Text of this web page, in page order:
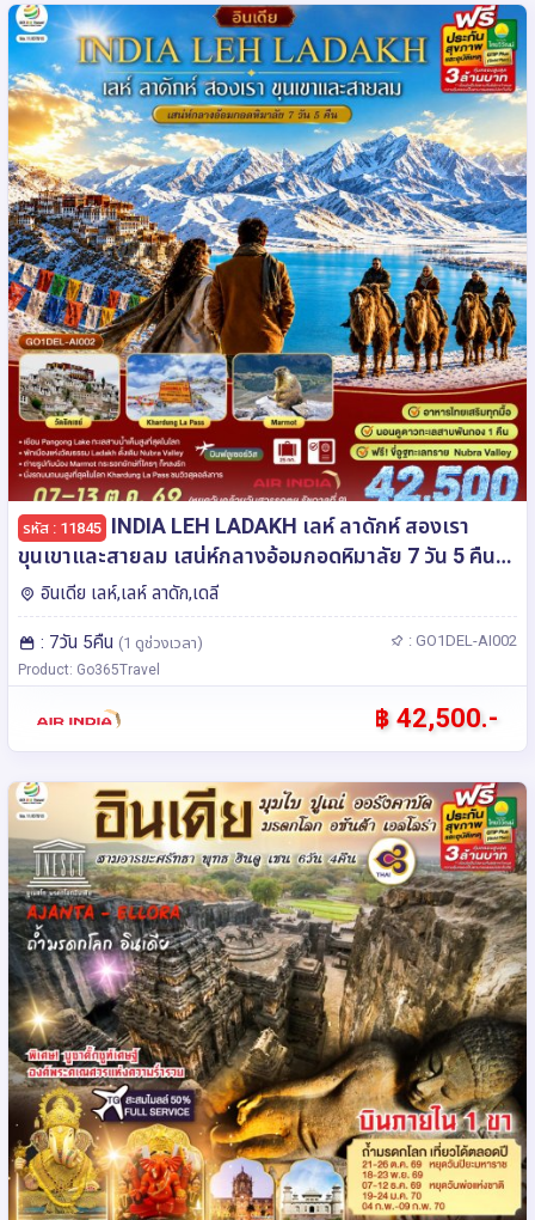
รหัส : 11845 INDIA LEH LADAKH เลห์ ลาดักห์ สองเรา
ขุนเขาและสายลม เสน่ห์กลางอ้อมกอดหิมาลัย 7 วัน 5 คืน
โดยสายการบิน AIR INDIA (AI)
อินเดีย เลห์,เลห์ ลาดัก,เดลี
: 7วัน 5คืน (1 ดูช่วงเวลา) : GO1DEL-AI002
Product: Go365Travel
฿ 42,500.-